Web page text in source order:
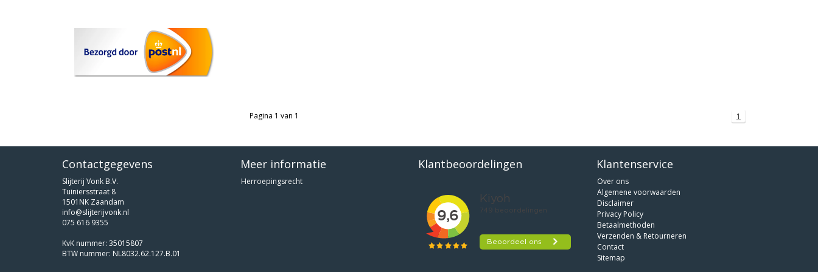
Pagina 1 van 1 1
Contactgegevens
Slijterij Vonk B.V.
Tuiniersstraat 8
1501NK Zaandam
info@slijterijvonk.nl
075 616 9355
KvK nummer: 35015807
BTW nummer: NL8032.62.127.B.01
Meer informatie
Herroepingsrecht
Klantbeoordelingen Klantenservice
Over ons
Algemene voorwaarden
Disclaimer
Privacy Policy
Betaalmethoden
Verzenden & Retourneren
Contact
Sitemap